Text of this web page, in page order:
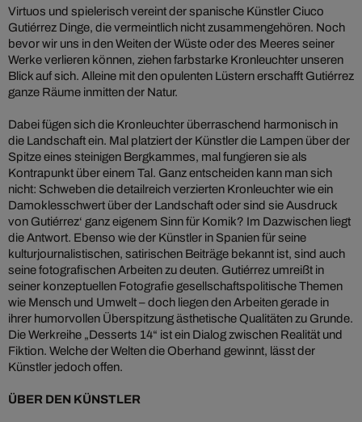
Virtuos und spielerisch vereint der spanische Künstler Ciuco
Gutiérrez Dinge, die vermeintlich nicht zusammengehören. Noch
bevor wir uns in den Weiten der Wüste oder des Meeres seiner
Werke verlieren können, ziehen farbstarke Kronleuchter unseren
Blick auf sich. Alleine mit den opulenten Lüstern erschafft Gutiérrez
ganze Räume inmitten der Natur.
Dabei fügen sich die Kronleuchter überraschend harmonisch in
die Landschaft ein. Mal platziert der Künstler die Lampen über der
Spitze eines steinigen Bergkammes, mal fungieren sie als
Kontrapunkt über einem Tal. Ganz entscheiden kann man sich
nicht: Schweben die detailreich verzierten Kronleuchter wie ein
Damoklesschwert über der Landschaft oder sind sie Ausdruck
von Gutiérrez‘ ganz eigenem Sinn für Komik? Im Dazwischen liegt
die Antwort. Ebenso wie der Künstler in Spanien für seine
kulturjournalistischen, satirischen Beiträge bekannt ist, sind auch
seine fotografischen Arbeiten zu deuten. Gutiérrez umreißt in
seiner konzeptuellen Fotografie gesellschaftspolitische Themen
wie Mensch und Umwelt – doch liegen den Arbeiten gerade in
ihrer humorvollen Überspitzung ästhetische Qualitäten zu Grunde.
Die Werkreihe „Desserts 14“ ist ein Dialog zwischen Realität und
Fiktion. Welche der Welten die Oberhand gewinnt, lässt der
Künstler jedoch offen.
ÜBER DEN KÜNSTLER